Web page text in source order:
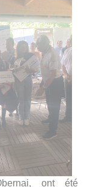
ont été